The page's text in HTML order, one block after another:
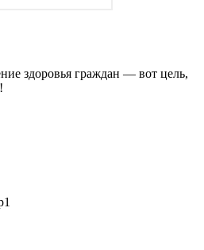
здоровья граждан — вот цель,